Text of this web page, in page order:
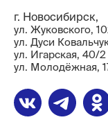
г. Новосибирск,
ул. Жуковского,
ул. Дуси
ул. ​Игарская, 40/2
ул. Молодёжная,